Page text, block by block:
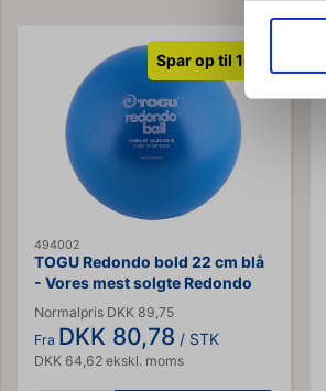
Spar op til 10%
494002
TOGU Redondo bold 22 cm blå
- Vores mest solgte Redondo
bold
Normalpris DKK 89,75
Fra DKK 80,78 / STK
DKK 64,62 ekskl. moms